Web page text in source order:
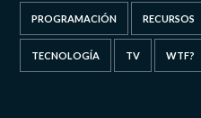
PROGRAMACIÓN RECURSOS
TECNOLOGÍA TV WTF?